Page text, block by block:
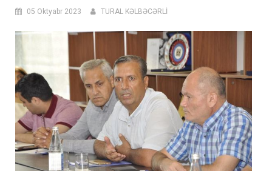
05 Oktyabr 2023 TURAL KƏLBƏCƏRLİ